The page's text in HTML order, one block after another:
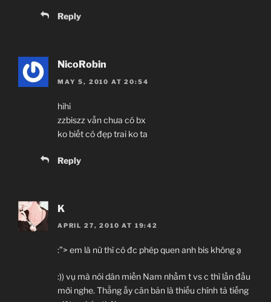
Reply
NicoRobin
MAY 5, 2010 AT 20:54
hihi
zzbiszz vẫn chưa có bx
ko biết có đẹp trai ko ta
Reply
K
APRIL 27, 2010 AT 19:42
:”> em là nữ thì có đc phép quen anh bis không ạ
:)) vụ mà nói dân miền Nam nhầm t vs c thì lần đầu
mới nghe. Thằng ấy căn bản là thiếu chính tả tiếng